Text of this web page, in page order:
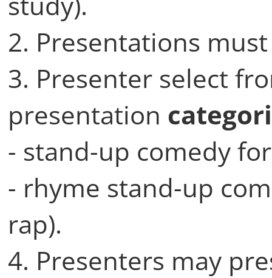
2. Presentations
3. Presenter select
presentation
- stand-up comedy
- rhyme stand-up
rap).
4. Presenters may